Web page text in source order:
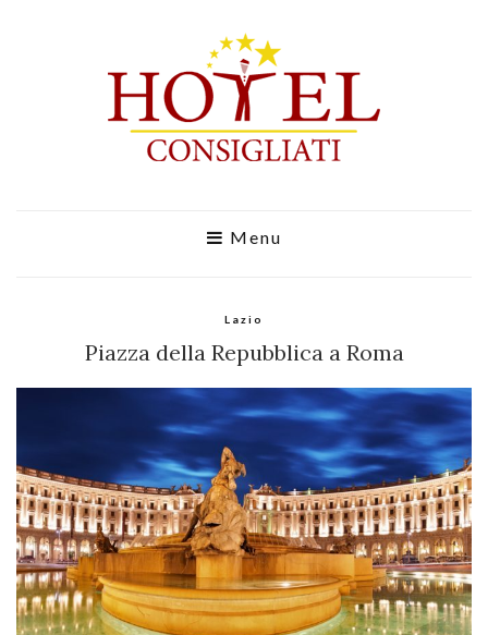
Menu
Lazio
Piazza della Repubblica a Roma